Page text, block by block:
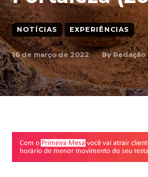
NOTÍCIAS EXPERIÊNCIAS
16 de março de 2022 By Redação